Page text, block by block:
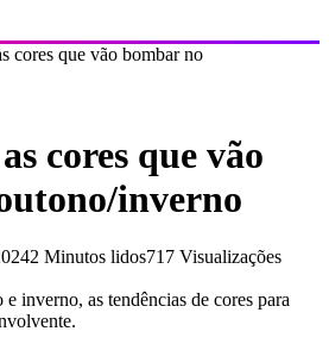
cores que vão bombar no
cores que vão
inverno
2 Minutos lidos717 Visualizações
inverno, as tendências de cores para